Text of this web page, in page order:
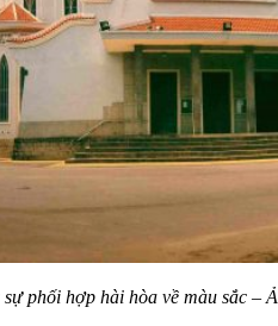
phối hợp hài hòa về màu sắc –